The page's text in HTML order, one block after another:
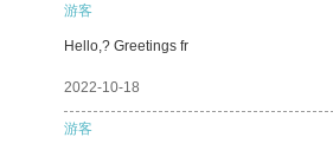
游客
Hello,? Greetings fr
2022-10-18
游客